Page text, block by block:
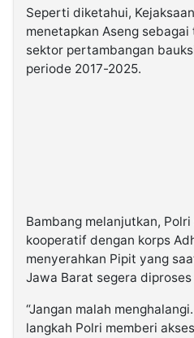
Seperti diketahui,
menetapkan Aseng
sektor pertambangan
periode 2017-2025.
Bambang melanjutkan,
kooperatif dengan korps
menyerahkan Pipit yang
Jawa Barat segera diproses
“Jangan malah
langkah Polri memberi